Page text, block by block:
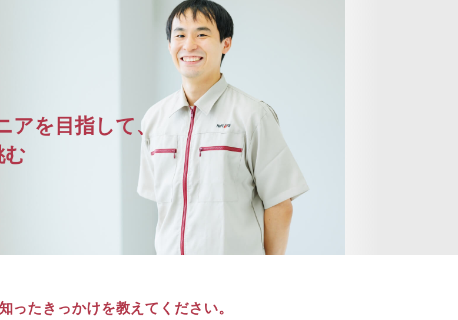
アを目指して、
む
ったきっかけを教えてください。